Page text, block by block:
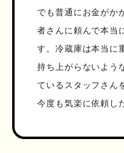
でも普通にお金がか
者さんに頼んで本当
す。冷蔵庫は本当に
持ち上がらないよう
ているスタッフさん
今度も気楽に依頼し